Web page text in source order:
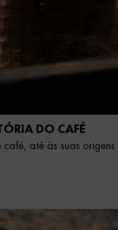
DO CAFÉ
até às suas origens